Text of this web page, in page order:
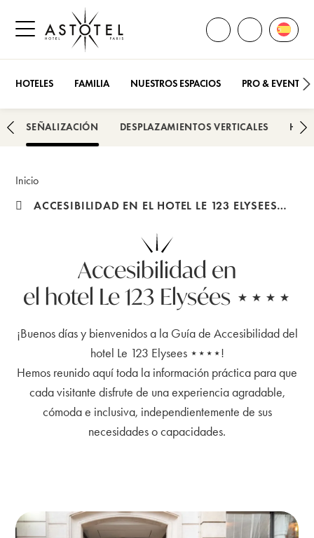
Abrir el menú lateral
ABRIR TODOS
LLÁMENOS
Abrir
HOTELES FAMILIA NUESTROS ESPACIOS PRO & EVENTOS
SEÑALIZACIÓN DESPLAZAMIENTOS VERTICALES
Inicio
ACCESIBILIDAD EN EL HOTEL LE 123 ELYSEES…
Accesibilidad en
el hotel Le 123 Elysées ⋆⋆⋆⋆
¡Buenos días y bienvenidos a la Guía de Accesibilidad del
hotel Le 123 Elysees ⋆⋆⋆⋆!
Hemos reunido aquí toda la información práctica para que
cada visitante disfrute de una experiencia agradable,
cómoda e inclusiva, independientemente de sus
necesidades o capacidades.